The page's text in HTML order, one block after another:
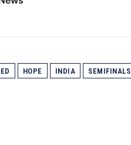
HOPE INDIA SEMIFINALS